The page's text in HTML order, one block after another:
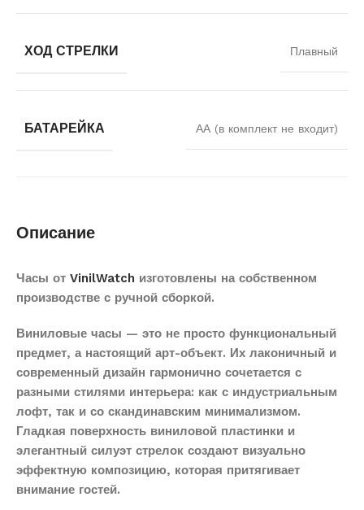
ХОД СТРЕЛКИ Плавный
БАТАРЕЙКА АА (в комплект не входит)
Описание
Часы от VinilWatch изготовлены на собственном
производстве с ручной сборкой.
Виниловые часы — это не просто функциональный
предмет, а настоящий арт-объект. Их лаконичный и
современный дизайн гармонично сочетается с
разными стилями интерьера: как с индустриальным
лофт, так и со скандинавским минимализмом.
Гладкая поверхность виниловой пластинки и
элегантный силуэт стрелок создают визуально
эффектную композицию, которая притягивает
внимание гостей.